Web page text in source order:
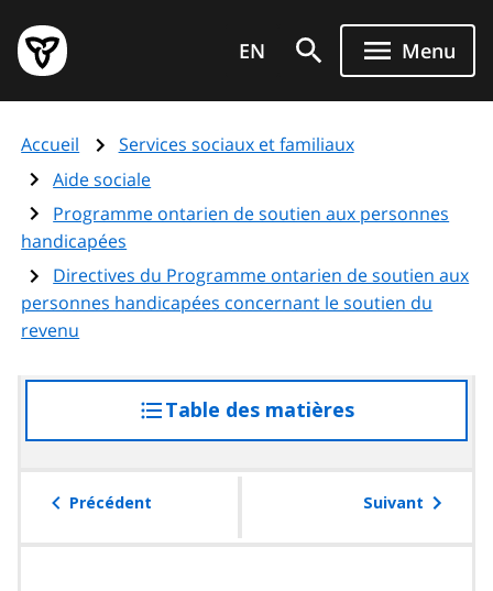
au
contenu
principal
Page
d'accueil
de
l'Ontario
EN Menu
Accueil
Services sociaux et familiaux
Aide sociale
Programme ontarien de soutien aux personnes
handicapées
Directives du Programme ontarien de soutien aux
personnes handicapées concernant le soutien du
revenu
Table des matières
à
table
Précédent Suivant